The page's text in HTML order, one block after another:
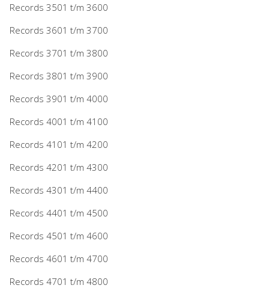
Records 3501 t/m 3600
Records 3601 t/m 3700
Records 3701 t/m 3800
Records 3801 t/m 3900
Records 3901 t/m 4000
Records 4001 t/m 4100
Records 4101 t/m 4200
Records 4201 t/m 4300
Records 4301 t/m 4400
Records 4401 t/m 4500
Records 4501 t/m 4600
Records 4601 t/m 4700
Records 4701 t/m 4800